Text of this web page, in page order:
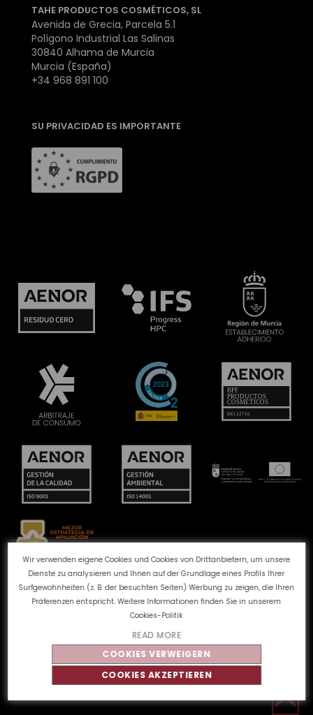
Wir verwenden eigene Cookies und Cookies von Drittanbietern, um unsere
Dienste zu analysieren und Ihnen auf der Grundlage eines Profils Ihrer
Surfgewohnheiten (z. B. der besuchten Seiten) Werbung zu zeigen, die Ihren
Präferenzen entspricht. Weitere Informationen finden Sie in unserem
Cookies-Politik
READ MORE
COOKIES VERWEIGERN
COOKIES AKZEPTIEREN
TAHE PRODUCTOS COSMÉTICOS, SL
Avenida de Grecia, Parcela 5.1
Polígono Industrial Las Salinas
30840 Alhama de Murcia
Murcia (España)
+34 968 891 100
SU PRIVACIDAD ES IMPORTANTE
Beschwerdekanal
Cookie-Richtlinie
Datenschutzbestimmungen
Rechtlicher Hinweis
2026 - Alle Rechte vorbehalten